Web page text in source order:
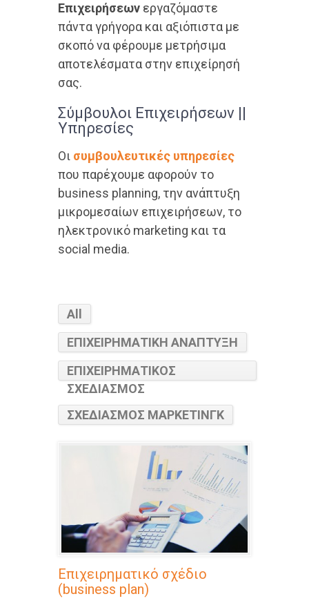
Επιχειρήσεων εργαζόμαστε
πάντα γρήγορα και αξιόπιστα με
σκοπό να φέρουμε μετρήσιμα
αποτελέσματα στην επιχείρησή
σας.
Σύμβουλοι Επιχειρήσεων ||
Υπηρεσίες
Οι συμβουλευτικές υπηρεσίες
που παρέχουμε αφορούν το
business planning, την ανάπτυξη
μικρομεσαίων επιχειρήσεων, το
ηλεκτρονικό marketing και τα
social media.
All
ΕΠΙΧΕΙΡΗΜΑΤΙΚΗ ΑΝΑΠΤΥΞΗ
ΕΠΙΧΕΙΡΗΜΑΤΙΚΟΣ
ΣΧΕΔΙΑΣΜΟΣ
ΣΧΕΔΙΑΣΜΟΣ ΜΑΡΚΕΤΙΝΓΚ
Επιχειρηματικό σχέδιο
(business plan)